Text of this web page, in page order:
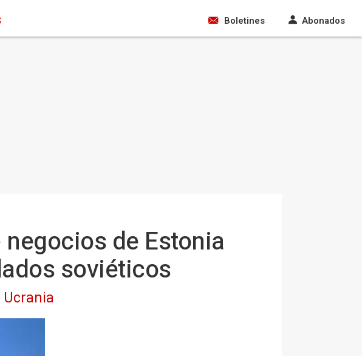
Boletines Abonados
de Estonia
soviéticos